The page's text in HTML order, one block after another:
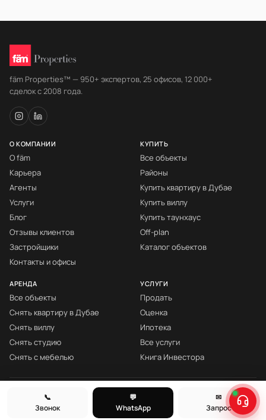
📞
Звонок
💬
WhatsApp
✉
Запрос
fäm Properties™ — 950+ экспертов, 25 офисов, 12 000+
сделок с 2008 года.
О КОМПАНИИ
О fäm
Карьера
Агенты
Услуги
Блог
Отзывы клиентов
Застройщики
Контакты и офисы
КУПИТЬ
Все объекты
Районы
Купить квартиру в Дубае
Купить виллу
Купить таунхаус
Off-plan
Каталог объектов
АРЕНДА
Все объекты
Снять квартиру в Дубае
Снять виллу
Снять студию
Снять с мебелью
УСЛУГИ
Продать
Оценка
Ипотека
Все услуги
Книга Инвестора
© fäm Properties™ · ORN 1858 · С 2008